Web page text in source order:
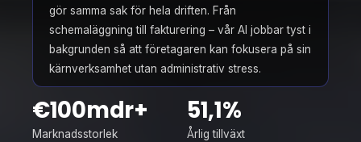
gör samma sak för hela driften. Från
schemaläggning till fakturering – vår AI jobbar tyst i
bakgrunden så att företagaren kan fokusera på sin
kärnverksamhet utan administrativ stress.
€100mdr+
Marknadsstorlek
51,1%
Årlig tillväxt